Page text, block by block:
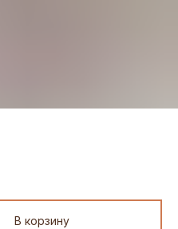
В корзину